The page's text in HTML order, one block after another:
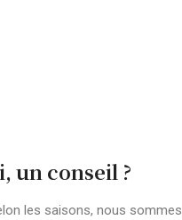
un conseil ?
les saisons, nous sommes